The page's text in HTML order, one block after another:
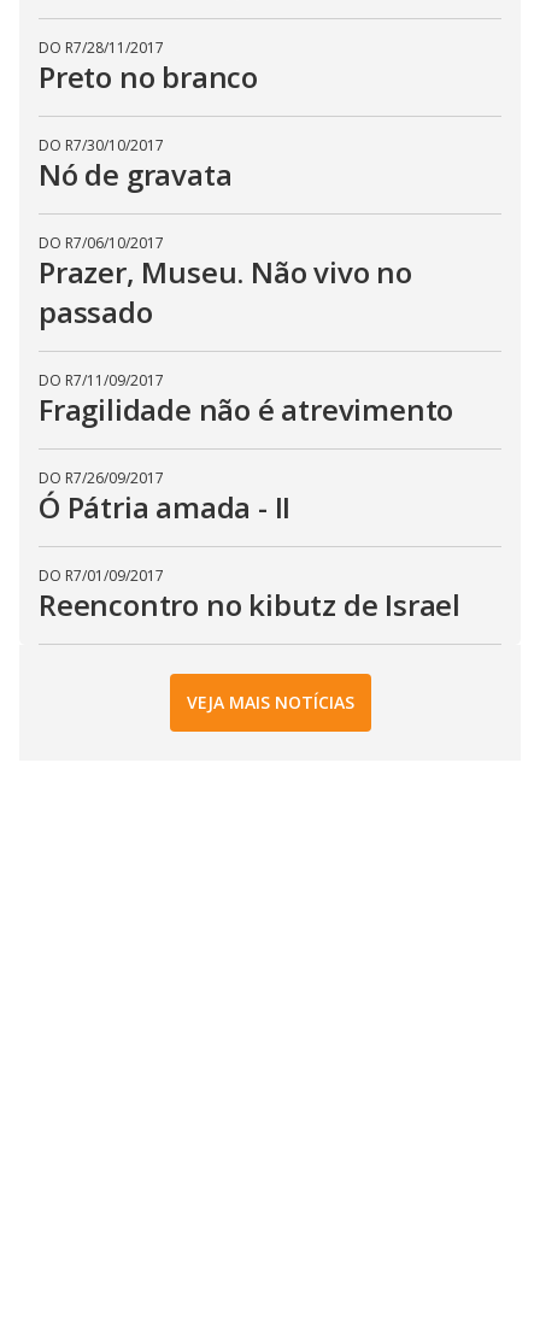
DO R7/28/11/2017
Preto no branco
DO R7/30/10/2017
Nó de gravata
DO R7/06/10/2017
Prazer, Museu. Não vivo no
passado
DO R7/11/09/2017
Fragilidade não é atrevimento
DO R7/26/09/2017
Ó Pátria amada - II
DO R7/01/09/2017
Reencontro no kibutz de Israel
VEJA MAIS NOTÍCIAS